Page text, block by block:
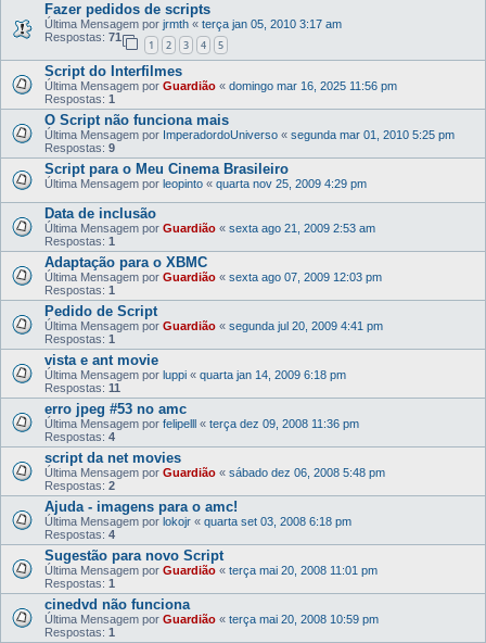
Fazer pedidos de scripts
Última Mensagem por jrmth « terça jan 05, 2010 3:17 am
Respostas: 71
1 2 3 4 5
Script do Interfilmes
Última Mensagem por Guardião « domingo mar 16, 2025 11:56 pm
Respostas: 1
O Script não funciona mais
Última Mensagem por ImperadordoUniverso « segunda mar 01, 2010 5:25 pm
Respostas: 9
Script para o Meu Cinema Brasileiro
Última Mensagem por leopinto « quarta nov 25, 2009 4:29 pm
Data de inclusão
Última Mensagem por Guardião « sexta ago 21, 2009 2:53 am
Respostas: 1
Adaptação para o XBMC
Última Mensagem por Guardião « sexta ago 07, 2009 12:03 pm
Respostas: 1
Pedido de Script
Última Mensagem por Guardião « segunda jul 20, 2009 4:41 pm
Respostas: 1
vista e ant movie
Última Mensagem por luppi « quarta jan 14, 2009 6:18 pm
Respostas: 11
erro jpeg #53 no amc
Última Mensagem por felipelll « terça dez 09, 2008 11:36 pm
Respostas: 4
script da net movies
Última Mensagem por Guardião « sábado dez 06, 2008 5:48 pm
Respostas: 2
Ajuda - imagens para o amc!
Última Mensagem por lokojr « quarta set 03, 2008 6:18 pm
Respostas: 4
Sugestão para novo Script
Última Mensagem por Guardião « terça mai 20, 2008 11:01 pm
Respostas: 1
cinedvd não funciona
Última Mensagem por Guardião « terça mai 20, 2008 10:59 pm
Respostas: 1